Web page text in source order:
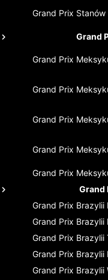
Grand Prix
Grand
Grand Prix
Grand Prix
Grand Prix
Grand Prix
Grand Prix
Grand
Grand Prix Brazylii
Grand Prix Brazylii
Grand Prix Brazylii
Grand Prix Brazylii
Grand Prix Brazylii